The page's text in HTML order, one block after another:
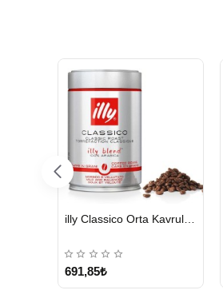
GÖNDERİ
illy Classico Orta Kavrulmuş Çekirdek Kahve 250 G
691,85₺